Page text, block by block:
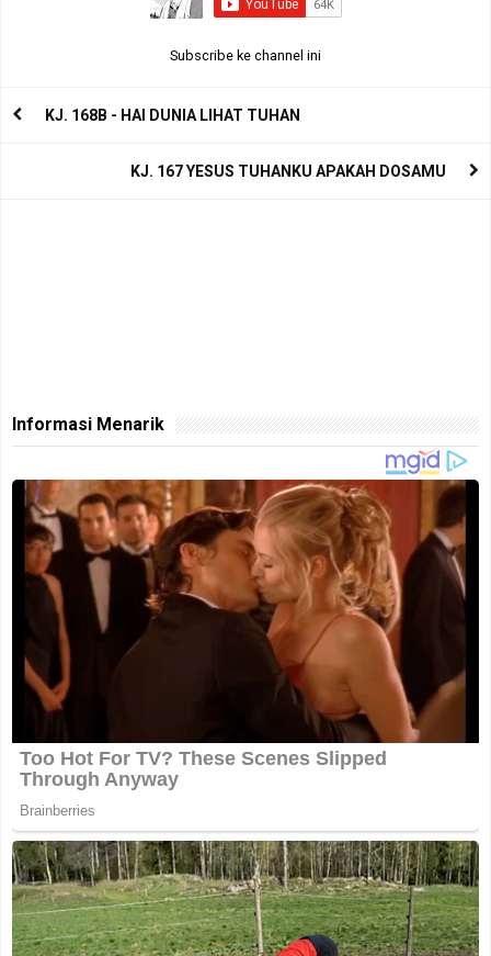
Subscribe ke channel ini
KJ. 168B - HAI DUNIA LIHAT TUHAN
KJ. 167 YESUS TUHANKU APAKAH DOSAMU
Informasi Menarik